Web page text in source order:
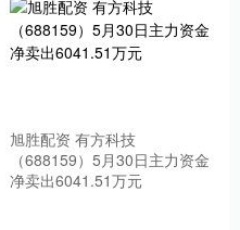
旭胜配资 有方科技
（688159）5月30日主力资金
净卖出6041.51万元